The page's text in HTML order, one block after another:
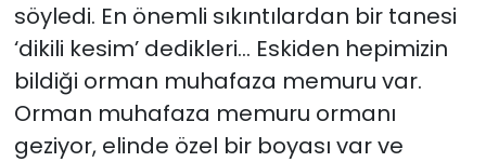
söyledi. En önemli sıkıntılardan bir tanesi
‘dikili kesim’ dedikleri… Eskiden hepimizin
bildiği orman muhafaza memuru var.
Orman muhafaza memuru ormanı
geziyor, elinde özel bir boyası var ve